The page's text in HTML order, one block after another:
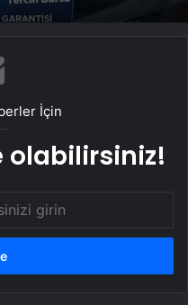
İçin
olabilirsiniz!